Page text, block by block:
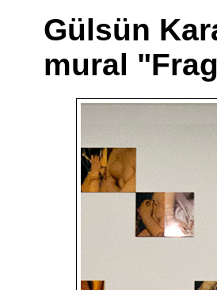
Gülsün
mural